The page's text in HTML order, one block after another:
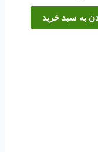
به سبد خرید